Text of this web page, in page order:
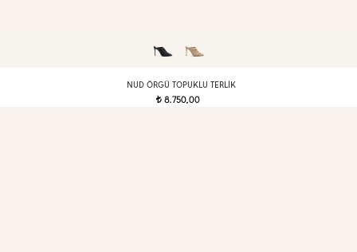
NUD ÖRGÜ TOPUKLU TERLIK
t8.750,00